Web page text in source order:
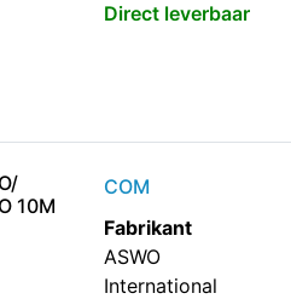
Direct leverbaar
10M
COM
Fabrikant
ASWO
International